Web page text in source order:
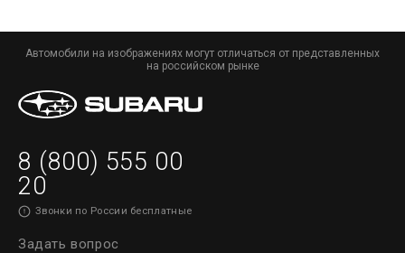
Автомобили на изображениях могут отличаться от представленных
на российском рынке
8 (800) 555 00
20
Звонки по России бесплатные
Задать вопрос